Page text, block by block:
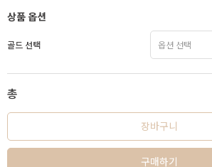
상품 옵션
골드 선택
총
장바구니
구매하기